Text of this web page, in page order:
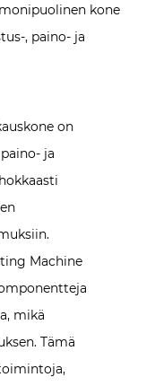
kone
, paino- ja
on
ja
Machine
mikä
Tämä